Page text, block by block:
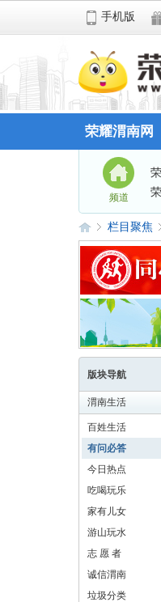
手机版
荣耀渭南网
频道
荣
耀
»
栏目聚焦
›
版块导航
渭南生活
百姓生活
有问必答
今日热点
吃喝玩乐
家有儿女
游山玩水
志 愿 者
诚信渭南
垃圾分类